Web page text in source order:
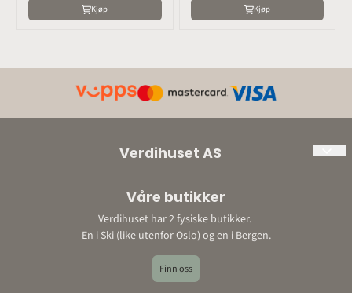
Kjøp Kjøp
Verdihuset AS
Adresse:
Ski: Bråtenveien 3, 1423 Ski
Bergen: Storetveitvegen 22, 5067 Bergen
E-post: post@verdihuset.no
Våre butikker
Verdihuset har 2 fysiske butikker.
En i Ski (like utenfor Oslo) og en i Bergen.
Finn oss